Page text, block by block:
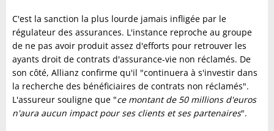
C'est la sanction la plus lourde jamais infligée par le
régulateur des assurances. L'instance reproche au groupe
de ne pas avoir produit assez d'efforts pour retrouver les
ayants droit de contrats d'assurance-vie non réclamés. De
son côté, Allianz confirme qu'il "continuera à s'investir dans
la recherche des bénéficiaires de contrats non réclamés".
L'assureur souligne que "ce montant de 50 millions d'euros
n'aura aucun impact pour ses clients et ses partenaires".